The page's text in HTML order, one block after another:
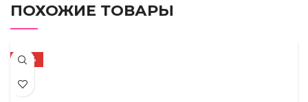
ПОХОЖИЕ ТОВАРЫ
-72%